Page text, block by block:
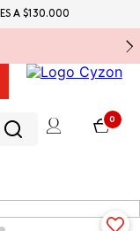
0
A $130.000